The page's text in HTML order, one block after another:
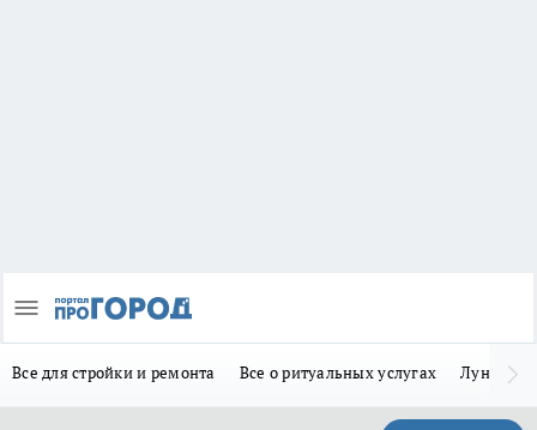
Все для стройки и ремонта Все о ритуальных услугах Лунно-